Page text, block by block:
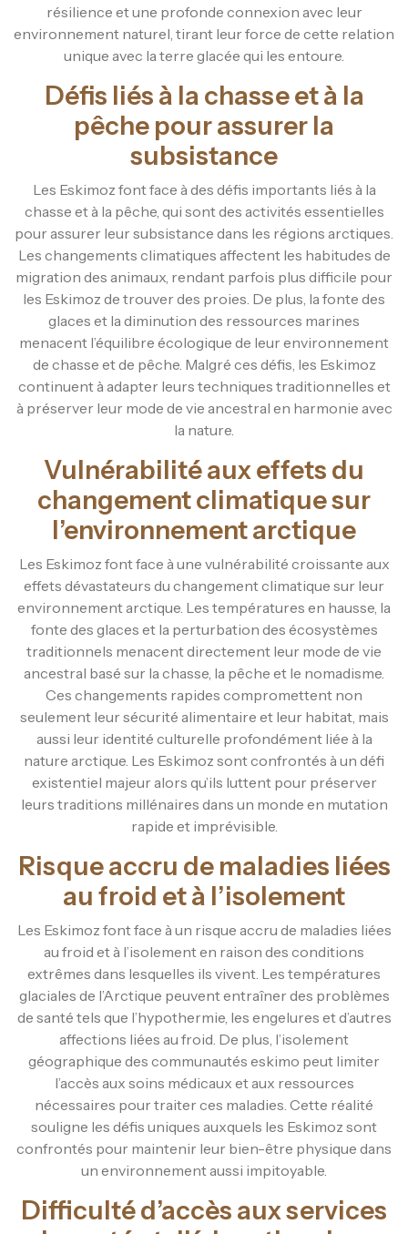
résilience et une profonde connexion avec leur
environnement naturel, tirant leur force de cette relation
unique avec la terre glacée qui les entoure.
Défis liés à la chasse et à la
pêche pour assurer la
subsistance
Les Eskimoz font face à des défis importants liés à la
chasse et à la pêche, qui sont des activités essentielles
pour assurer leur subsistance dans les régions arctiques.
Les changements climatiques affectent les habitudes de
migration des animaux, rendant parfois plus difficile pour
les Eskimoz de trouver des proies. De plus, la fonte des
glaces et la diminution des ressources marines
menacent l’équilibre écologique de leur environnement
de chasse et de pêche. Malgré ces défis, les Eskimoz
continuent à adapter leurs techniques traditionnelles et
à préserver leur mode de vie ancestral en harmonie avec
la nature.
Vulnérabilité aux effets du
changement climatique sur
l’environnement arctique
Les Eskimoz font face à une vulnérabilité croissante aux
effets dévastateurs du changement climatique sur leur
environnement arctique. Les températures en hausse, la
fonte des glaces et la perturbation des écosystèmes
traditionnels menacent directement leur mode de vie
ancestral basé sur la chasse, la pêche et le nomadisme.
Ces changements rapides compromettent non
seulement leur sécurité alimentaire et leur habitat, mais
aussi leur identité culturelle profondément liée à la
nature arctique. Les Eskimoz sont confrontés à un défi
existentiel majeur alors qu’ils luttent pour préserver
leurs traditions millénaires dans un monde en mutation
rapide et imprévisible.
Risque accru de maladies liées
au froid et à l’isolement
Les Eskimoz font face à un risque accru de maladies liées
au froid et à l’isolement en raison des conditions
extrêmes dans lesquelles ils vivent. Les températures
glaciales de l’Arctique peuvent entraîner des problèmes
de santé tels que l’hypothermie, les engelures et d’autres
affections liées au froid. De plus, l’isolement
géographique des communautés eskimo peut limiter
l’accès aux soins médicaux et aux ressources
nécessaires pour traiter ces maladies. Cette réalité
souligne les défis uniques auxquels les Eskimoz sont
confrontés pour maintenir leur bien-être physique dans
un environnement aussi impitoyable.
Difficulté d’accès aux services